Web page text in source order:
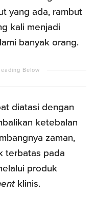
yang ada, rambut
kali menjadi
banyak orang.
diatasi dengan
ketebalan
zaman,
terbatas pada
produk
klinis.